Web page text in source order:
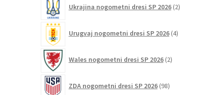
Ukrajina nogometni dresi SP 2026 2izdelka
Urugvaj nogometni dresi SP 2026 4izdelki
Wales nogometni dresi SP 2026 2izdelka
ZDA nogometni dresi SP 2026 98izdelkov